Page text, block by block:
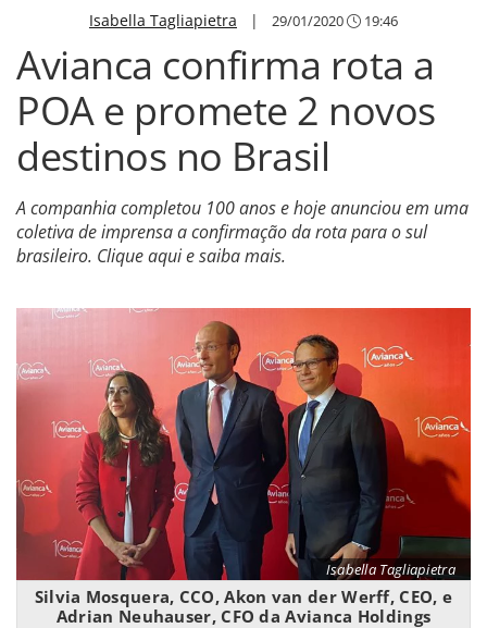
Isabella Tagliapietra | 29/01/2020 19:46
Avianca confirma rota a
POA e promete 2 novos
destinos no Brasil
A companhia completou 100 anos e hoje anunciou em uma
coletiva de imprensa a confirmação da rota para o sul
brasileiro. Clique aqui e saiba mais.
Isabella Tagliapietra
Silvia Mosquera, CCO, Akon van der Werff, CEO, e
Adrian Neuhauser, CFO da Avianca Holdings